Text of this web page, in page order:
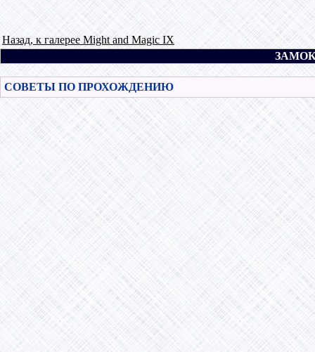
Назад, к галерее Might and Magic IX
ЗАМОК
СОВЕТЫ ПО ПРОХОЖДЕНИЮ